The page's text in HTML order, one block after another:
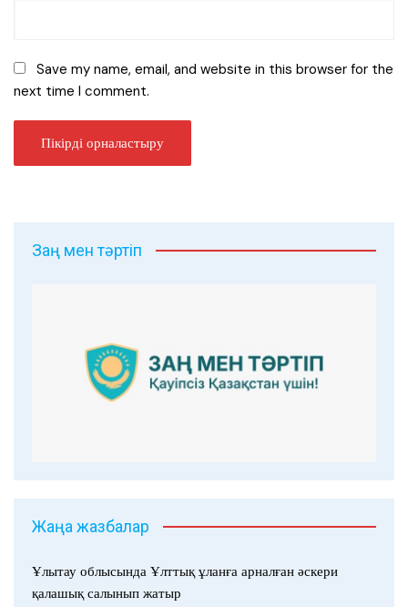
Save my name, email, and website in this browser for the
next time I comment.
Заң мен тәртіп
Жаңа жазбалар
Ұлытау облысында Ұлттық ұланға арналған әскери
қалашық салынып жатыр